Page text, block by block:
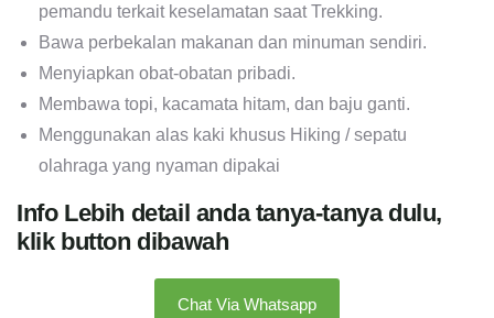
pemandu terkait keselamatan saat Trekking.
Bawa perbekalan makanan dan minuman sendiri.
Menyiapkan obat-obatan pribadi.
Membawa topi, kacamata hitam, dan baju ganti.
Menggunakan alas kaki khusus Hiking / sepatu
olahraga yang nyaman dipakai
Info Lebih detail anda tanya-tanya dulu,
klik button dibawah
Chat Via Whatsapp